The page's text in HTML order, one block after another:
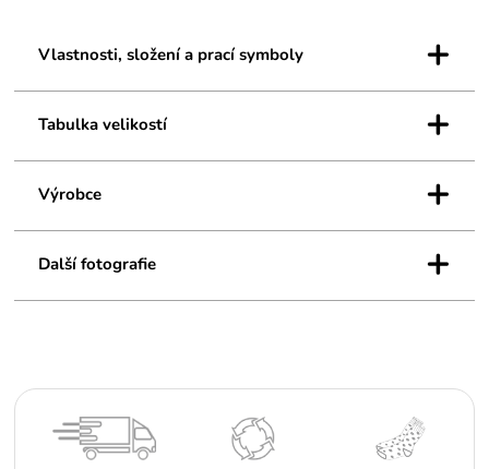
Vlastnosti, složení a prací symboly +
Tabulka velikostí +
Výrobce +
Další fotografie +